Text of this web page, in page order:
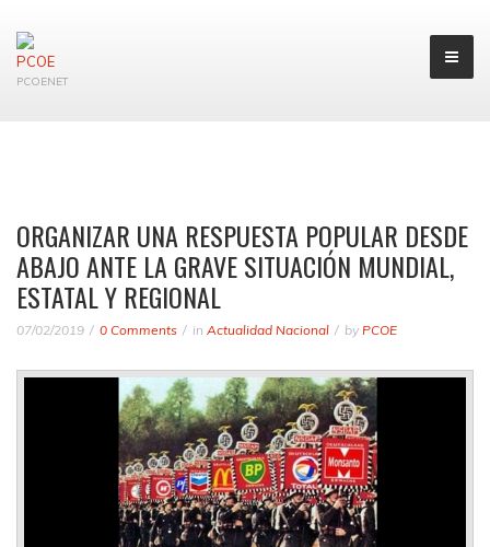
PCOENET
ORGANIZAR UNA RESPUESTA POPULAR DESDE
ABAJO ANTE LA GRAVE SITUACIÓN MUNDIAL,
ESTATAL Y REGIONAL
07/02/2019 0 Comments in Actualidad Nacional by PCOE